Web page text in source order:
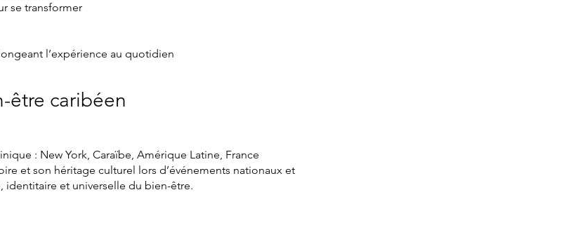
se transformer
prolongeant l’expérience au quotidien
être caribéen
: New York, Caraïbe, Amérique Latine, France
et son héritage culturel lors d’événements nationaux et
identitaire et universelle du bien-être.